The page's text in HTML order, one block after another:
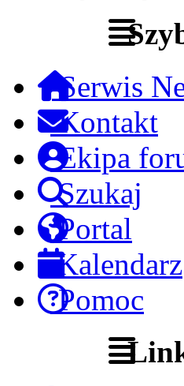
Serwis
Kontakt
Ekipa
Szukaj
Portal
Kalendarz
Pomoc